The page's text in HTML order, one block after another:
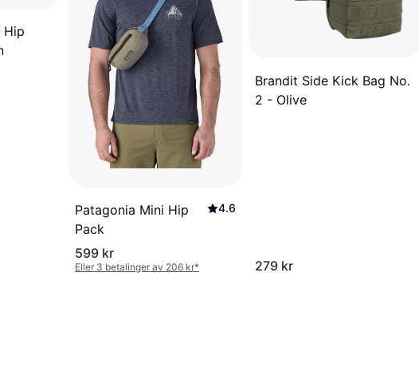
Hip
Patagonia Mini Hip
Pack
4.6
599 kr
Eller 3 betalinger av 206 kr*
Brandit Side Kick Bag No.
2 - Olive
279 kr